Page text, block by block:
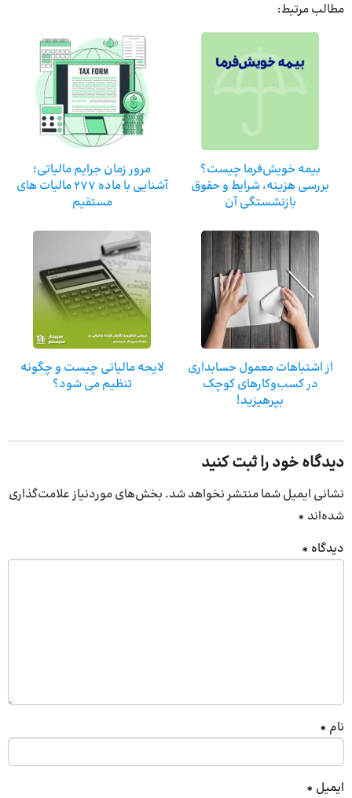
مطالب مرتبط:
بیمه خویش‌فرما چیست؟
بررسی هزینه، شرایط و حقوق
بازنشستگی آن
مرور زمان جرایم مالیاتی؛
آشنایی با ماده 277 مالیات های
مستقیم
از اشتباهات معمول حسابداری
در کسب‌‎و‌کارهای کوچک
بپرهیزید!
لایحه مالیاتی چیست و چگونه
تنظیم می شود؟
دیدگاه خود را ثبت کنید
نشانی ایمیل شما منتشر نخواهد شد. بخش‌های موردنیاز علامت‌گذاری
شده‌اند *
دیدگاه *
نام *
ایمیل *